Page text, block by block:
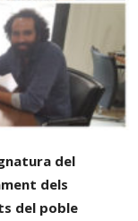
del
dels
del poble